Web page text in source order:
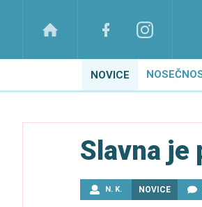
NOVICE
Slavna je
N. K. NOVICE